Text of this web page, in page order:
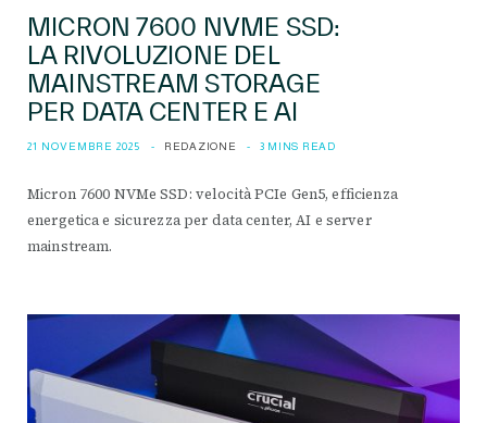
MICRON 7600 NVME SSD:
LA RIVOLUZIONE DEL
MAINSTREAM STORAGE
PER DATA CENTER E AI
21 NOVEMBRE 2025 REDAZIONE 3 MINS READ
Micron 7600 NVMe SSD: velocità PCIe Gen5, efficienza
energetica e sicurezza per data center, AI e server
mainstream.